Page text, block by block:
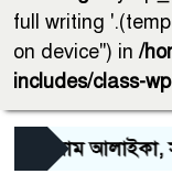
full writing
on device") in/
includes/class-
আলাইকা,